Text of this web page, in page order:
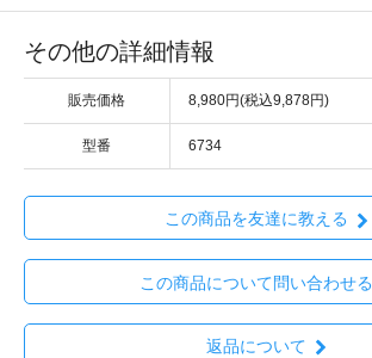
その他の詳細情報
販売価格 8,980円(税込9,878円)
型番 6734
この商品を友達に教える
この商品について問い合わせる
返品について